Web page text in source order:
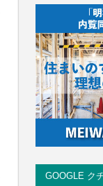
GOOGLE ク